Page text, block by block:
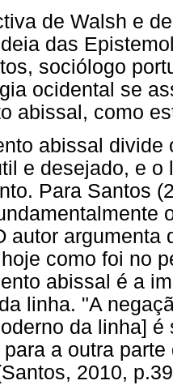
de Walsh e
das
sociólogo
ocidental se
abissal, como
abissal
e desejado, e
Para Santos
autor
como foi no
abissal é a
linha. "A
da linha]
a outra
2010,